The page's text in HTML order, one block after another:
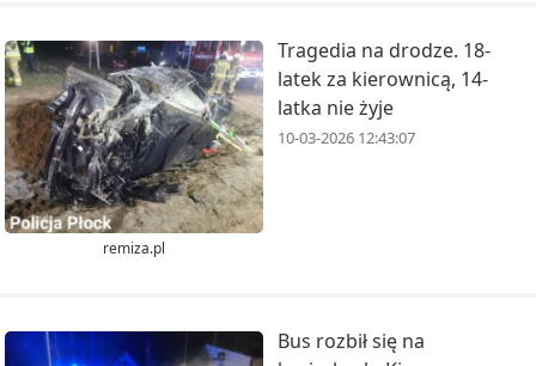
remiza.pl
Tragedia na drodze. 18-
latek za kierownicą, 14-
latka nie żyje
10-03-2026 12:43:07
Bus rozbił się na